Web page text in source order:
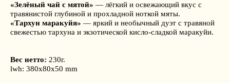
«Зелёный чай с мятой» — лёгкий и освежающий вкус с
травянистой глубиной и прохладной ноткой мяты.
«Тархун маракуйя» — яркий и необычный дуэт с травяной
свежестью тархуна и экзотической кисло-сладкой маракуйи.
Вес нетто: 230г.
lwh: 380x80x50 mm